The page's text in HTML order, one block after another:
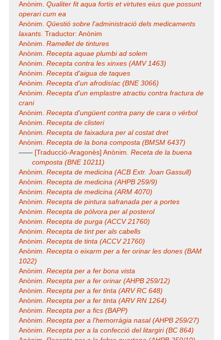
Anònim. Qualiter fit aqua fortis et virtutes eius que possunt
operari cum ea
Anònim. Qüestió sobre l'administració dels medicaments
laxants. Traductor: Anònim
Anònim. Ramellet de tintures
Anònim. Recepta aquae plumbi ad solem
Anònim. Recepta contra les xinxes (AMV 1463)
Anònim. Recepta d'aigua de taques
Anònim. Recepta d'un afrodisíac (BNE 3066)
Anònim. Recepta d'un emplastre atractiu contra fractura de
crani
Anònim. Recepta d'ungüent contra pany de cara o vérbol
Anònim. Recepta de clisteri
Anònim. Recepta de faixadura per al costat dret
Anònim. Recepta de la bona composta (BMSM 6437)
—— [Traducció-Aragonès] Anònim. Receta de la buena
composta (BNE 10211)
Anònim. Recepta de medicina (ACB Extr. Joan Gassull)
Anònim. Recepta de medicina (AHPB 259/9)
Anònim. Recepta de medicina (ARM 4070)
Anònim. Recepta de pintura safranada per a portes
Anònim. Recepta de pólvora per al posterol
Anònim. Recepta de purga (ACCV 21760)
Anònim. Recepta de tint per als cabells
Anònim. Recepta de tinta (ACCV 21760)
Anònim. Recepta o eixarm per a fer orinar les dones (BAM
1022)
Anònim. Recepta per a fer bona vista
Anònim. Recepta per a fer orinar (AHPB 259/12)
Anònim. Recepta per a fer tinta (ARV RC 648)
Anònim. Recepta per a fer tinta (ARV RN 1264)
Anònim. Recepta per a fics (BAPP)
Anònim. Recepta per a l'hemorràgia nasal (AHPB 259/27)
Anònim. Recepta per a la confecció del litargiri (BC 864)